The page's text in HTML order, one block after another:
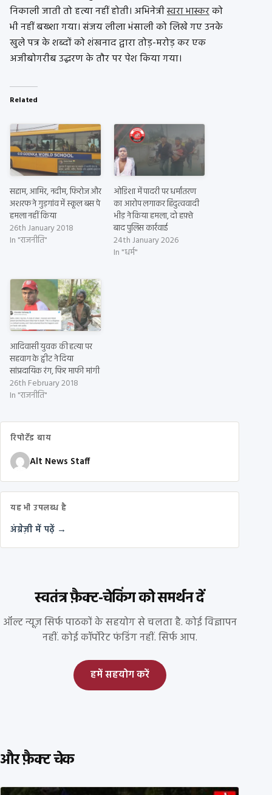
निकाली जाती तो हत्या नहीं होती। अभिनेत्रीस्‍वरा भास्‍करको
भी नहीं बख्शा गया। संजय लीला भंसाली को लिखे गए उनके
खुले पत्र के शब्दों को शंखनाद द्वारा तोड़-मरोड़ कर एक
अजीबोगरीब उद्धरण के तौर पर पेश किया गया।
Related
सद्दाम, आमिर, नदीम, फिरोज और
अशरफ ने गुड़गांव में स्कूल बस पे
हमला नहीं किया
26th January 2018
In "राजनीति"
ओडिशा में पादरी पर धर्मांतरण
का आरोप लगाकर हिंदुत्ववादी
भीड़ ने किया हमला, दो हफ़्ते
बाद पुलिस कार्रवाई
24th January 2026
In "धर्म"
आदिवासी युवक की हत्या पर
सहवाग के ट्वीट ने दिया
सांप्रदायिक रंग, फिर माफी मांगी
26th February 2018
In "राजनीति"
रिपोर्टेड बाय
Alt News Staff
यह भी उपलब्ध है
अंग्रेज़ी में पढ़ें →
स्वतंत्र फ़ैक्ट-चेकिंग को समर्थन दें
ऑल्ट न्यूज़ सिर्फ पाठकों के सहयोग से चलता है. कोई विज्ञापन
नहीं. कोई कॉर्पोरेट फंडिंग नहीं. सिर्फ आप.
हमें सहयोग करें
और फ़ैक्ट चेक